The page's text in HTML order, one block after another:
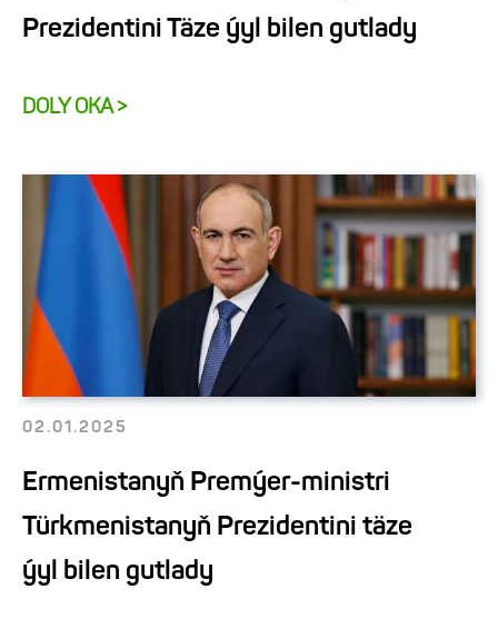
Prezidentini Täze ýyl bilen gutlady
DOLY OKA >
02.01.2025
Ermenistanyň Premýer-ministri
Türkmenistanyň Prezidentini täze
ýyl bilen gutlady